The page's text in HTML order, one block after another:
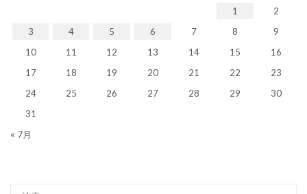
1
2
3
4 5 6 7 8
9
10
11 12 13 14 15
16
17
18 19 20 21 22
23
24
25 26 27 28 29
30
31
« 7月